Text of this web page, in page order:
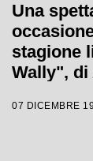
Una
stagione
Wally", di
Tatiana
07 DICEMBRE